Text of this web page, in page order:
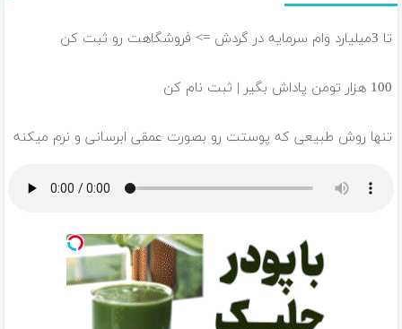
تا 3میلیارد وام سرمایه در گردش => فروشگاهت رو ثبت کن
100 هزار تومن پاداش بگیر | ثبت نام کن
تنها روش طبیعی که پوستت رو بصورت عمقی ابرسانی و نرم میکنه